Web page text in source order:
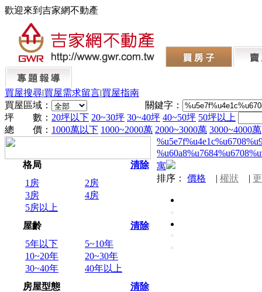
歡迎來到吉家網不動產
買屋搜尋|買屋需求留言|買屋指南
買屋區域：
關鍵字：
坪 數： 20坪以下 20~30坪 30~40坪 40~50坪 50坪以上
總 價： 1000萬以下 1000~2000萬 2000~3000萬 3000~4000萬
格局
清除
1房
2房
3房
4房
5房以上
屋齡
清除
5年以下
5~10年
10~20年
20~30年
30~40年
40年以上
房屋型態
清除
寓
排序： 價格 | 權狀 |